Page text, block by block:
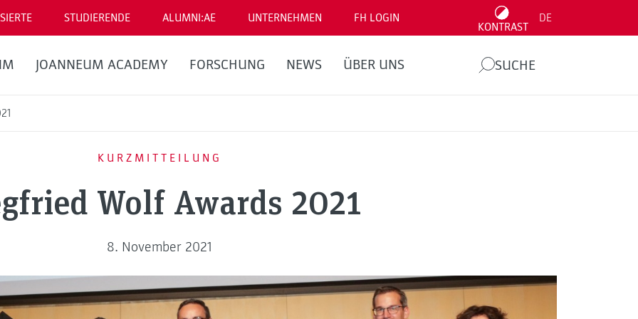
STUDIERENDE ALUMNI:AE UNTERNEHMEN FH LOGIN
KONTRAST
DE
JOANNEUM ACADEMY FORSCHUNG NEWS ÜBER UNS SUCHE
KURZMITTEILUNG
Wolf Awards 2021
8. November 2021